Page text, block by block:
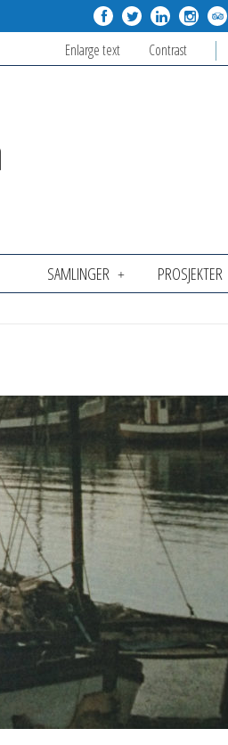
Enlarge text Contrast
SAMLINGER PROSJEKTER